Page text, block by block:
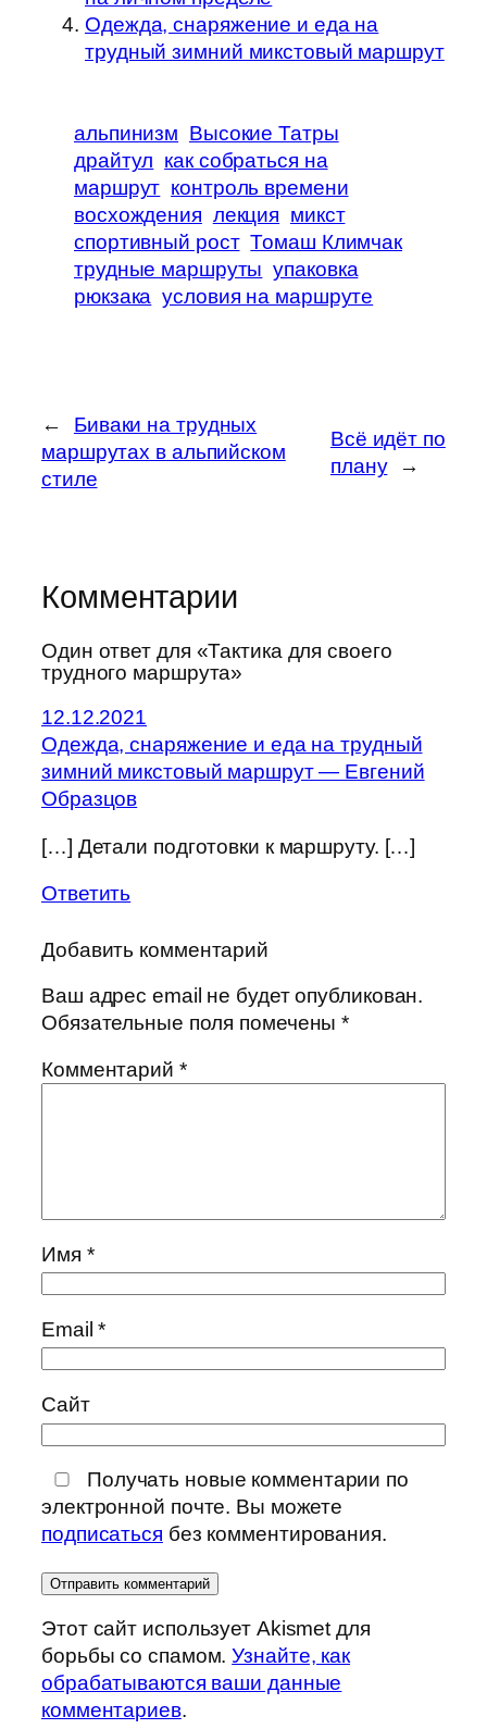
Одежда, снаряжение и еда на
трудный зимний микстовый маршрут
альпинизм Высокие Татры
драйтул как собраться на
маршрут контроль времени
восхождения лекция микст
спортивный рост Томаш Климчак
трудные маршруты упаковка
рюкзака условия на маршруте
←
Биваки на трудных
маршрутах в альпийском
стиле
Всё идёт по
плану
→
Комментарии
Один ответ для «Тактика для своего
трудного маршрута»
12.12.2021
Одежда, снаряжение и еда на трудный
зимний микстовый маршрут — Евгений
Образцов
[…] Детали подготовки к маршруту. […]
Ответить
Добавить комментарий
Ваш адрес email не будет опубликован.
Обязательные поля помечены*
Комментарий *
Имя *
Email*
Сайт
Получать новые комментарии по
электронной почте. Вы можете
подписаться без комментирования.
Этот сайт использует Akismet для
борьбы со спамом.Узнайте, как
обрабатываются ваши данные
комментариев.